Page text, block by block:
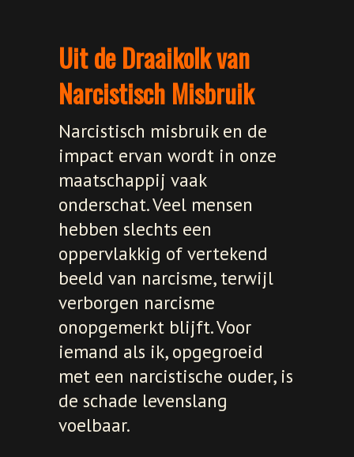
Uit de Draaikolk van
Narcistisch Misbruik
Narcistisch misbruik en de
impact ervan wordt in onze
maatschappij vaak
onderschat. Veel mensen
hebben slechts een
oppervlakkig of vertekend
beeld van narcisme, terwijl
verborgen narcisme
onopgemerkt blijft. Voor
iemand als ik, opgegroeid
met een narcistische ouder, is
de schade levenslang
voelbaar.